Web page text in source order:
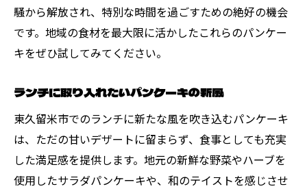
騒から解放され、特別な時間を過ごすための絶好の機会
です。地域の食材を最大限に活かしたこれらのパンケー
キをぜひ試してみてください。
ランチに取り入れたいパンケーキの新風
東久留米市でのランチに新たな風を吹き込むパンケーキ
は、ただの甘いデザートに留まらず、食事としても充実
した満足感を提供します。地元の新鮮な野菜やハーブを
使用したサラダパンケーキや、和のテイストを感じさせ